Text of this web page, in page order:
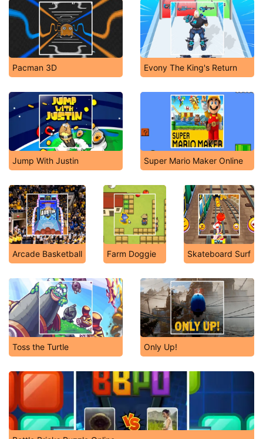
Pacman 3D Evony The King's Return
Jump With Justin Super Mario Maker Online
Arcade Basketball Farm Doggie Skateboard Surf
Toss the Turtle Only Up!